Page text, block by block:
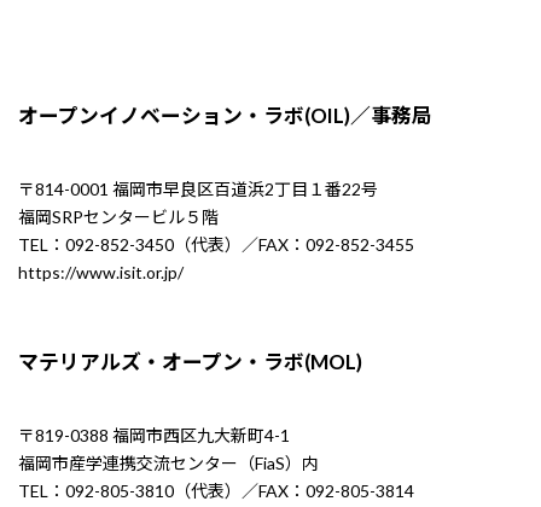
オープンイノベーション・ラボ(OIL)／事務局
〒814-0001 福岡市早良区百道浜2丁目１番22号
福岡SRPセンタービル５階
TEL：092-852-3450（代表）／FAX：092-852-3455
https://www.isit.or.jp/
マテリアルズ・オープン・ラボ(MOL)
〒819-0388 福岡市西区九大新町4-1
福岡市産学連携交流センター（FiaS）内
TEL：092-805-3810（代表）／FAX：092-805-3814